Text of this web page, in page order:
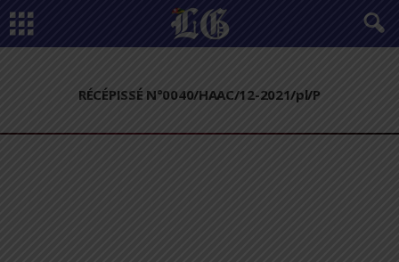
RÉCÉPISSÉ N°0040/HAAC/12-2021/pl/P